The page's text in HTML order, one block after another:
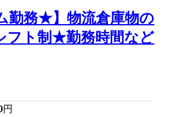
勤務★】物流倉庫物の
フト制★勤務時間など
円